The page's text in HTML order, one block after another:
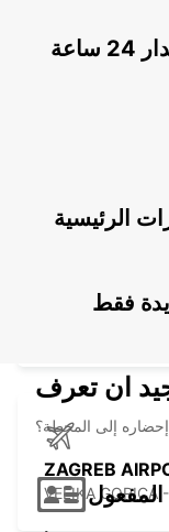
ZAGREB
VELIKA GORICA
فقط
ان تعرف
إلى المحطة؟